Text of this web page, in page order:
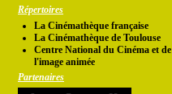
Répertoires
La Cinémathèque française
La Cinémathèque de Toulouse
Centre National du Cinéma et de
l'image animée
Partenaires